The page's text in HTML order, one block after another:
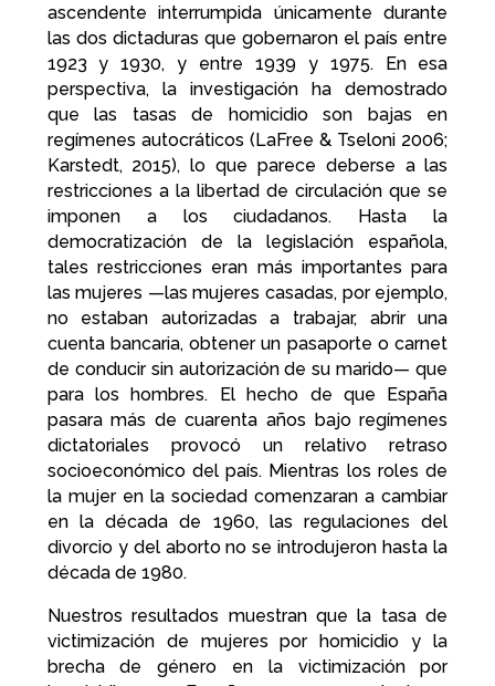
ascendente interrumpida únicamente durante
las dos dictaduras que gobernaron el país entre
1923 y 1930, y entre 1939 y 1975. En esa
perspectiva, la investigación ha demostrado
que las tasas de homicidio son bajas en
regímenes autocráticos (LaFree & Tseloni 2006;
Karstedt, 2015), lo que parece deberse a las
restricciones a la libertad de circulación que se
imponen a los ciudadanos. Hasta la
democratización de la legislación española,
tales restricciones eran más importantes para
las mujeres —las mujeres casadas, por ejemplo,
no estaban autorizadas a trabajar, abrir una
cuenta bancaria, obtener un pasaporte o carnet
de conducir sin autorización de su marido— que
para los hombres. El hecho de que España
pasara más de cuarenta años bajo regímenes
dictatoriales provocó un relativo retraso
socioeconómico del país. Mientras los roles de
la mujer en la sociedad comenzaran a cambiar
en la década de 1960, las regulaciones del
divorcio y del aborto no se introdujeron hasta la
década de 1980.
Nuestros resultados muestran que la tasa de
victimización de mujeres por homicidio y la
brecha de género en la victimización por